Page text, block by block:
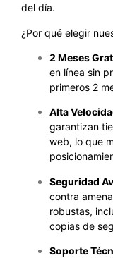
del día.
¿Por qué elegir
2 Meses
en línea sin
primeros 2
Alta
garantizan
web, lo que
Seguridad
contra
robustas,
copias de
Soporte